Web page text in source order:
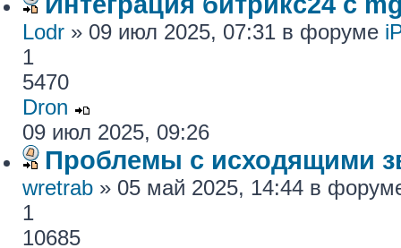
Lodr » 09 июл 2025, 07:31 в форуме
1
5470
Dron
09 июл 2025, 09:26
Проблемы с исходящими
wretrab » 05 май 2025, 14:44 в
1
10685